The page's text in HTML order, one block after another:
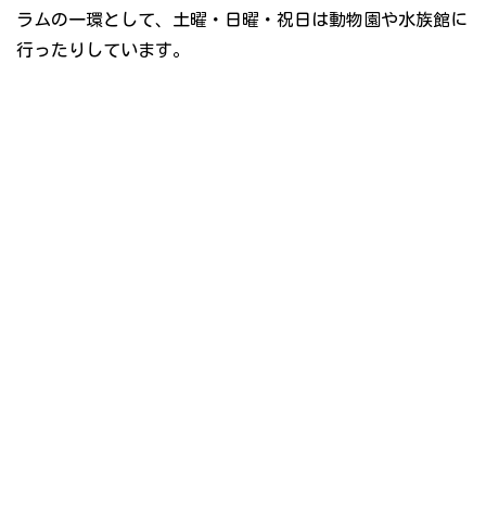
ラムの一環として、土曜・日曜・祝日は動物園や水族館に
行ったりしています。